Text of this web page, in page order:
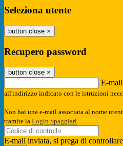
Seleziona utente
button close ×
Recupero password
button close ×
E-mail
all'indirizzo indicato con le istruzioni
Non hai una e-mail associata al nome
tramite la Login Spaggiari
E-mail inviata, si prega di